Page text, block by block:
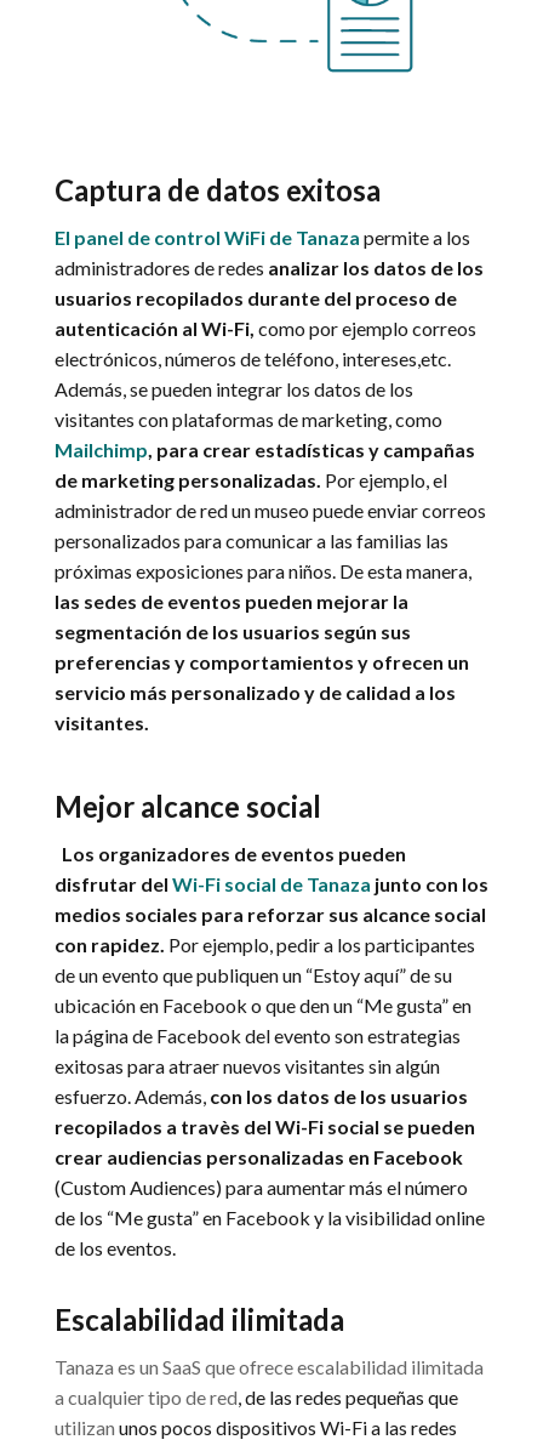
Captura de datos exitosa
El panel de control WiFi de Tanaza permite a los
administradores de redes analizar los datos de los
usuarios recopilados durante del proceso de
autenticación al Wi-Fi, como por ejemplo correos
electrónicos, números de teléfono, intereses,etc.
Además, se pueden integrar los datos de los
visitantes con plataformas de marketing, como
Mailchimp, para crear estadísticas y campañas
de marketing personalizadas. Por ejemplo, el
administrador de red un museo puede enviar correos
personalizados para comunicar a las familias las
próximas exposiciones para niños. De esta manera,
las sedes de eventos pueden mejorar la
segmentación de los usuarios según sus
preferencias y comportamientos y ofrecen un
servicio más personalizado y de calidad a los
visitantes.
Mejor alcance social
Los organizadores de eventos pueden
disfrutar del Wi-Fi social de Tanaza junto con los
medios sociales para reforzar sus alcance social
con rapidez. Por ejemplo, pedir a los participantes
de un evento que publiquen un “Estoy aquí” de su
ubicación en Facebook o que den un “Me gusta” en
la página de Facebook del evento son estrategias
exitosas para atraer nuevos visitantes sin algún
esfuerzo. Además, con los datos de los usuarios
recopilados a travès del Wi-Fi social se pueden
crear audiencias personalizadas en Facebook
(Custom Audiences) para aumentar más el número
de los “Me gusta” en Facebook y la visibilidad online
de los eventos.
Escalabilidad ilimitada
Tanaza es un SaaS que ofrece escalabilidad ilimitada
a cualquier tipo de red, de las redes pequeñas que
utilizan unos pocos dispositivos Wi-Fi a las redes